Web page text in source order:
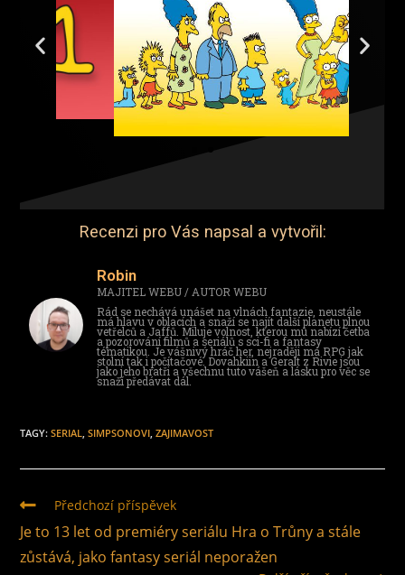
Recenzi pro Vás napsal a vytvořil:
Robin
MAJITEL WEBU / AUTOR WEBU
Rád se nechává unášet na vlnách fantazie, neustále
má hlavu v oblacích a snaží se najít další planetu plnou
vetřelců a Jaffů. Miluje volnost, kterou mu nabízí četba
a pozorování filmů a seriálů s sci-fi a fantasy
tématikou. Je vášnivý hráč her, nejraději má RPG jak
stolní tak i počítačové. Dovahkiin a Geralt z Rivie jsou
jako jeho bratři a všechnu tuto vášeň a lásku pro věc se
snaží předávat dál.
TAGY:SERIAL SIMPSONOVI ZAJIMAVOST
Předchozí příspěvek
Je to 13 let od premiéry seriálu Hra o Trůny a stále
zůstává, jako fantasy seriál neporažen